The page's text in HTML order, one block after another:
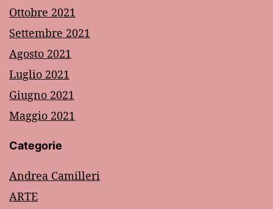
Ottobre 2021
Settembre 2021
Agosto 2021
Luglio 2021
Giugno 2021
Maggio 2021
Categorie
Andrea Camilleri
ARTE